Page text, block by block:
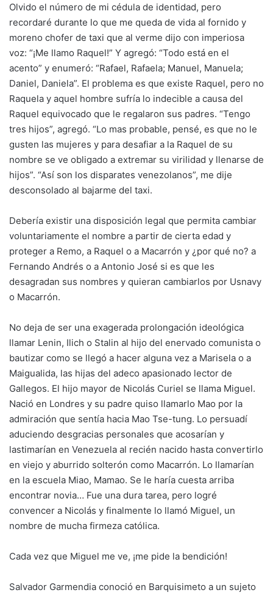
Olvido el número de mi cédula de identidad, pero
recordaré durante lo que me queda de vida al fornido y
moreno chofer de taxi que al verme dijo con imperiosa
voz: “¡Me llamo Raquel!” Y agregó: “Todo está en el
acento” y enumeró: “Rafael, Rafaela; Manuel, Manuela;
Daniel, Daniela”. El problema es que existe Raquel, pero no
Raquela y aquel hombre sufría lo indecible a causa del
Raquel equivocado que le regalaron sus padres. “Tengo
tres hijos”, agregó. “Lo mas probable, pensé, es que no le
gusten las mujeres y para desafiar a la Raquel de su
nombre se ve obligado a extremar su virilidad y llenarse de
hijos”. “Así son los disparates venezolanos”, me dije
desconsolado al bajarme del taxi.
Debería existir una disposición legal que permita cambiar
voluntariamente el nombre a partir de cierta edad y
proteger a Remo, a Raquel o a Macarrón y ¿por qué no? a
Fernando Andrés o a Antonio José si es que les
desagradan sus nombres y quieran cambiarlos por Usnavy
o Macarrón.
No deja de ser una exagerada prolongación ideológica
llamar Lenin, Ilich o Stalin al hijo del enervado comunista o
bautizar como se llegó a hacer alguna vez a Marisela o a
Maigualida, las hijas del adeco apasionado lector de
Gallegos. El hijo mayor de Nicolás Curiel se llama Miguel.
Nació en Londres y su padre quiso llamarlo Mao por la
admiración que sentía hacia Mao Tse-tung. Lo persuadí
aduciendo desgracias personales que acosarían y
lastimarían en Venezuela al recién nacido hasta convertirlo
en viejo y aburrido solterón como Macarrón. Lo llamarían
en la escuela Miao, Mamao. Se le haría cuesta arriba
encontrar novia… Fue una dura tarea, pero logré
convencer a Nicolás y finalmente lo llamó Miguel, un
nombre de mucha firmeza católica.
Cada vez que Miguel me ve, ¡me pide la bendición!
Salvador Garmendia conoció en Barquisimeto a un sujeto